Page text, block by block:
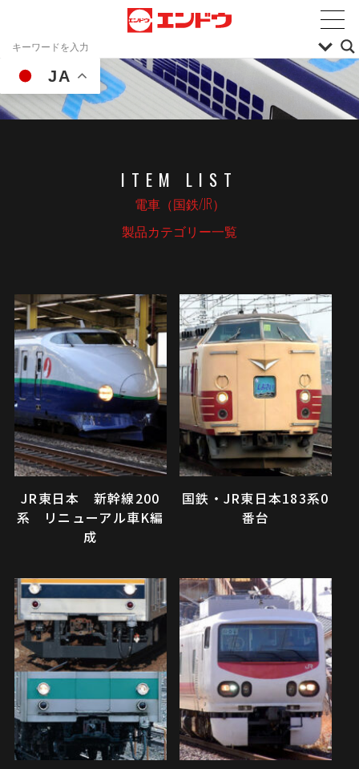
JA
ITEM LIST
電車（国鉄/JR）
製品カテゴリー一覧
JR東日本 新幹線200
系 リニューアル車K編
成
国鉄・JR東日本183系0
番台